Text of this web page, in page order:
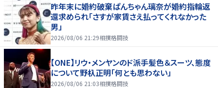
昨年末に婚約破棄ぱんちゃん璃奈が婚約指輪返
還求められ「さすが家賃さえ払ってくれなかった
男」
2026/08/06 21:29相撲格闘技
【ONE】リウ・メンヤンのド派手髪色＆スーツ、態度
について野杁正明「何とも思わない」
2026/08/06 21:03相撲格闘技